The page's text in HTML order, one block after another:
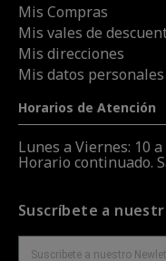
Mis Compras
Mis vales de
Mis direcciones
Mis datos personales
Horarios de Atención
Lunes a Viernes: 10 a
Horario continuado.
Suscríbete a